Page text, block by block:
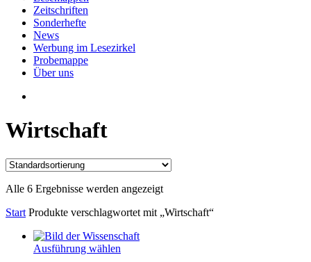
Zeitschriften
Sonderhefte
News
Werbung im Lesezirkel
Probemappe
Über uns
Wirtschaft
Alle 6 Ergebnisse werden angezeigt
Start Produkte verschlagwortet mit „Wirtschaft“
Ausführung wählen